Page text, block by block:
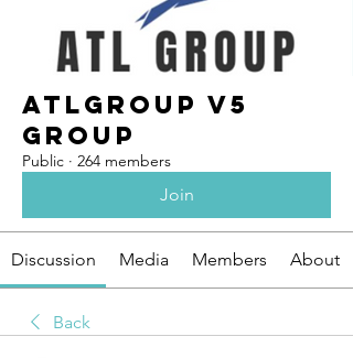
ATLGroup v5
Group
Public · 264 members
Join
Discussion Media Members About
Back